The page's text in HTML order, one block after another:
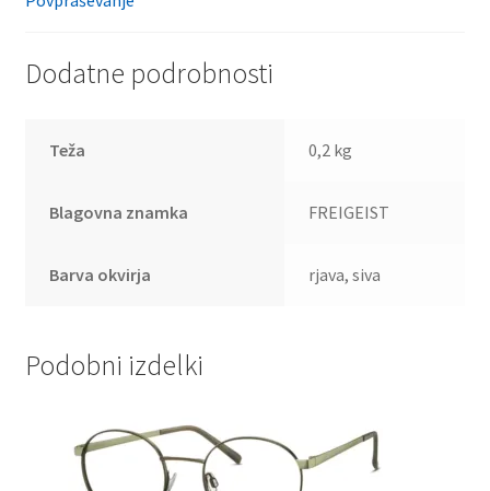
Dodatne podrobnosti
Teža 0,2 kg
Blagovna znamka FREIGEIST
Barva okvirja rjava, siva
Podobni izdelki